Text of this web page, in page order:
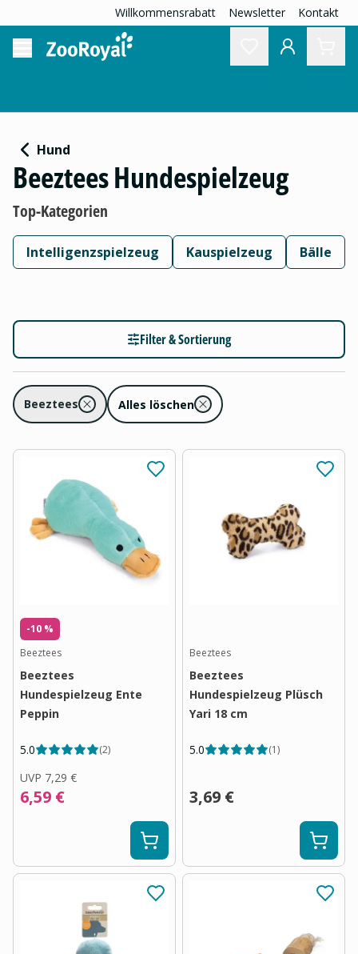
Willkommensrabatt Newsletter Kontakt
Hund
Beeztees Hundespielzeug
Top-Kategorien
Intelligenzspielzeug Kauspielzeug Bälle
Filter & Sortierung
Beeztees Alles löschen
-10 %
Beeztees
Beeztees
Hundespielzeug Ente
Peppin
5.0 (2)
UVP 7,29 €
6,59 €
Beeztees
Beeztees
Hundespielzeug Plüsch
Yari 18 cm
5.0 (1)
3,69 €